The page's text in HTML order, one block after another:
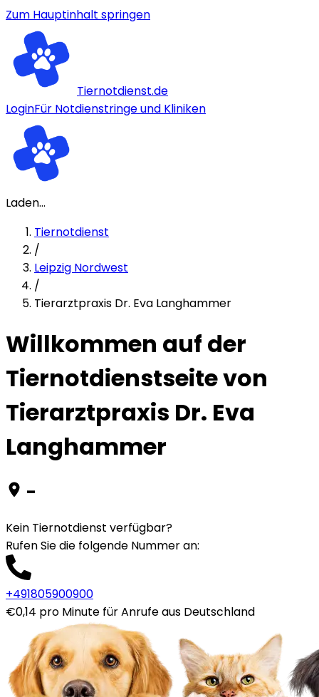
Zum Hauptinhalt springen
Tiernotdienst.de
LoginFür Notdienstringe und Kliniken
Laden...
Tiernotdienst
/
Leipzig Nordwest
/
Tierarztpraxis Dr. Eva Langhammer
Willkommen auf der
Tiernotdienstseite von
Tierarztpraxis Dr. Eva
Langhammer
-
Kein Tiernotdienst verfügbar?
Rufen Sie die folgende Nummer an:
+491805900900
€0,14 pro Minute für Anrufe aus Deutschland